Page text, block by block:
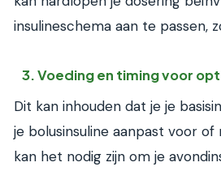
insulineschema aan te passen,
3. Voeding en timing voor
Dit kan inhouden dat je je
je bolusinsuline aanpast voor of
kan het nodig zijn om je